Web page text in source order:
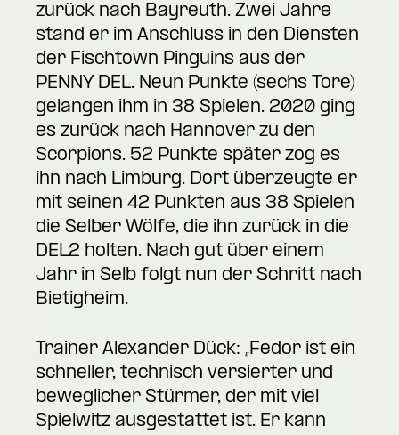
zurück nach Bayreuth. Zwei Jahre
stand er im Anschluss in den Diensten
der Fischtown Pinguins aus der
PENNY DEL. Neun Punkte (sechs Tore)
gelangen ihm in 38 Spielen. 2020 ging
es zurück nach Hannover zu den
Scorpions. 52 Punkte später zog es
ihn nach Limburg. Dort überzeugte er
mit seinen 42 Punkten aus 38 Spielen
die Selber Wölfe, die ihn zurück in die
DEL2 holten. Nach gut über einem
Jahr in Selb folgt nun der Schritt nach
Bietigheim.
Trainer Alexander Dück: „Fedor ist ein
schneller, technisch versierter und
beweglicher Stürmer, der mit viel
Spielwitz ausgestattet ist. Er kann